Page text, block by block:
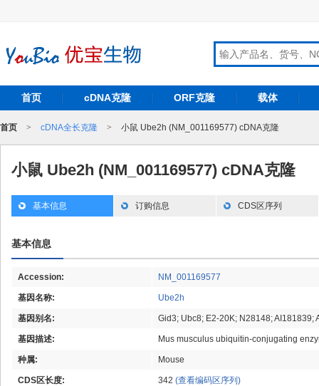
首页 cDNA克隆 ORF克隆 载体
首页 > cDNA全长克隆 > 小鼠 Ube2h (NM_001169577) cDNA克隆
小鼠 Ube2h (NM_001169577) cDNA克隆
基本信息 订购信息 CDS区序列
基本信息
Accession: NM_001169577
基因名称: Ube2h
基因别名: Gid3; Ubc8; E2-20K; N28148;
基因描述: Mus musculus ubiquitin-conjugating
种属: Mouse
CDS区长度: 342 (查看编码区序列)